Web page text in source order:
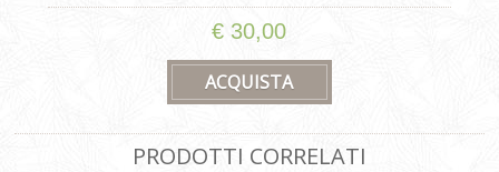
€ 30,00
PRODOTTI CORRELATI